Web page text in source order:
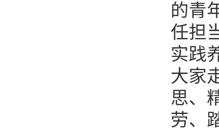
的青
任担
实践
大家
思、
劳、